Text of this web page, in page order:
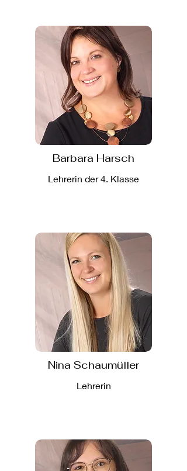
Barbara Harsch
Lehrerin der 4. Klasse
Nina Schaumüller
Lehrerin